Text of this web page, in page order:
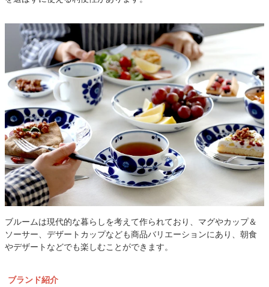
ブルームは現代的な暮らしを考えて作られており、マグやカップ＆
ソーサー、デザートカップなども商品バリエーションにあり、朝食
やデザートなどでも楽しむことができます。
ブランド紹介